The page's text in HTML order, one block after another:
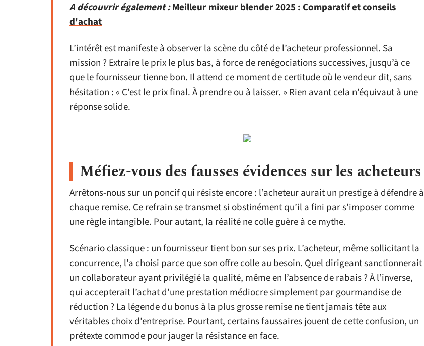
A découvrir également :Meilleur mixeur blender 2025 : Comparatif et conseils
d'achat
L’intérêt est manifeste à observer la scène du côté de l’acheteur professionnel. Sa
mission ? Extraire le prix le plus bas, à force de renégociations successives, jusqu’à ce
que le fournisseur tienne bon. Il attend ce moment de certitude où le vendeur dit, sans
hésitation : « C’est le prix final. À prendre ou à laisser. » Rien avant cela n’équivaut à une
réponse solide.
Méfiez-vous des fausses évidences sur les acheteurs
Arrêtons-nous sur un poncif qui résiste encore : l’acheteur aurait un prestige à défendre à
chaque remise. Ce refrain se transmet si obstinément qu’il a fini par s’imposer comme
une règle intangible. Pour autant, la réalité ne colle guère à ce mythe.
Scénario classique : un fournisseur tient bon sur ses prix. L’acheteur, même sollicitant la
concurrence, l’a choisi parce que son offre colle au besoin. Quel dirigeant sanctionnerait
un collaborateur ayant privilégié la qualité, même en l’absence de rabais ? À l’inverse,
qui accepterait l’achat d’une prestation médiocre simplement par gourmandise de
réduction ? La légende du bonus à la plus grosse remise ne tient jamais tête aux
véritables choix d’entreprise. Pourtant, certains faussaires jouent de cette confusion, un
prétexte commode pour jauger la résistance en face.